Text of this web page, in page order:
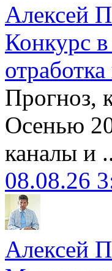
Алексей
Конкурс
Прогноз,
Осенью
каналы и
08.08.26
Алексей